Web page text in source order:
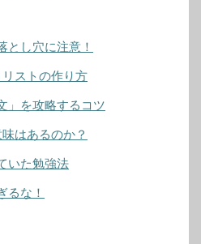
とし穴に注意！
ストの作り方
」を攻略するコツ
はあるのか？
いた勉強法
るな！